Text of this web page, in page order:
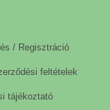
/ Regisztráció
feltételek
tájékoztató